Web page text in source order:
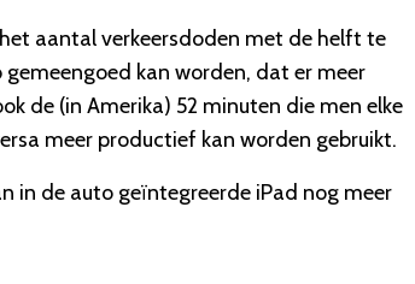
aantal verkeersdoden met de helft te
kan worden, dat er meer
de (in Amerika) 52 minuten die men elke
meer productief kan worden gebruikt.
in de auto geïntegreerde iPad nog meer